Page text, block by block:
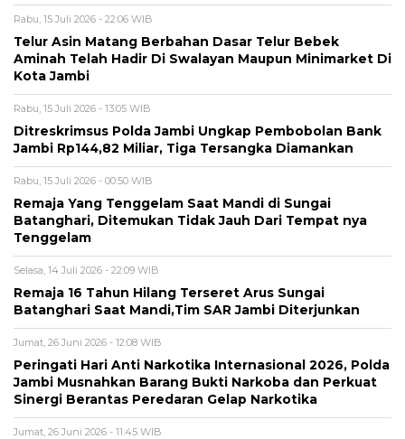
Rabu, 15 Juli 2026 - 22:06 WIB
Telur Asin Matang Berbahan Dasar Telur Bebek
Aminah Telah Hadir Di Swalayan Maupun Minimarket Di
Kota Jambi
Rabu, 15 Juli 2026 - 13:05 WIB
Ditreskrimsus Polda Jambi Ungkap Pembobolan Bank
Jambi Rp144,82 Miliar, Tiga Tersangka Diamankan
Rabu, 15 Juli 2026 - 00:50 WIB
Remaja Yang Tenggelam Saat Mandi di Sungai
Batanghari, Ditemukan Tidak Jauh Dari Tempat nya
Tenggelam
Selasa, 14 Juli 2026 - 22:09 WIB
Remaja 16 Tahun Hilang Terseret Arus Sungai
Batanghari Saat Mandi,Tim SAR Jambi Diterjunkan
Jumat, 26 Juni 2026 - 12:08 WIB
Peringati Hari Anti Narkotika Internasional 2026, Polda
Jambi Musnahkan Barang Bukti Narkoba dan Perkuat
Sinergi Berantas Peredaran Gelap Narkotika
Jumat, 26 Juni 2026 - 11:45 WIB